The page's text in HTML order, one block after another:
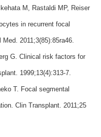
M, Rastaldi MP, Reiser
in recurrent focal
2011;3(85):85ra46.
G. Clinical risk factors for
1999;13(4):313-7.
T. Focal segmental
Clin Transplant. 2011;25